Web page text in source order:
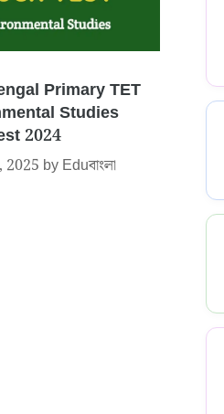
Primary TET
Studies
2024
2025 byEduবাংলা